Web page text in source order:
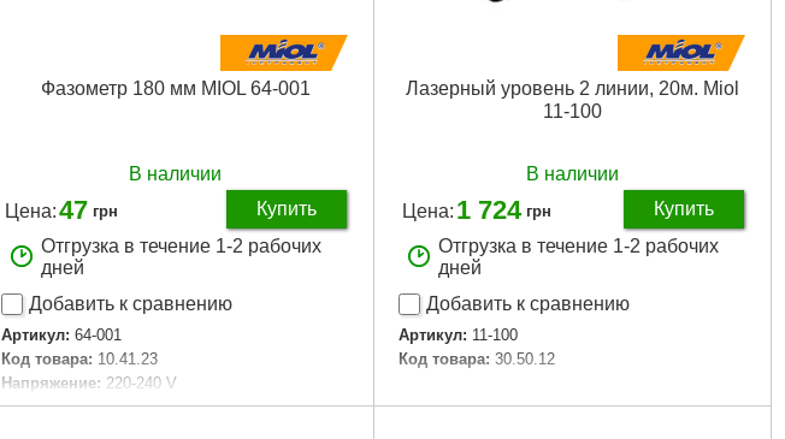
Фазометр 180 мм MIOL 64-001
В наличии
Цена:47 грн
Купить
Отгрузка в течение 1-2 рабочих
дней
Добавить к сравнению
Артикул: 64-001
Код товара: 10.41.23
Напряжение: 220-240 V
Тип наконечника: шлиц
Лазерный уровень 2 линии, 20м. Miol
11-100
В наличии
Цена: 1 724 грн
Купить
Отгрузка в течение 1-2 рабочих
дней
Добавить к сравнению
Артикул: 11-100
Код товара: 30.50.12
Подробнее...